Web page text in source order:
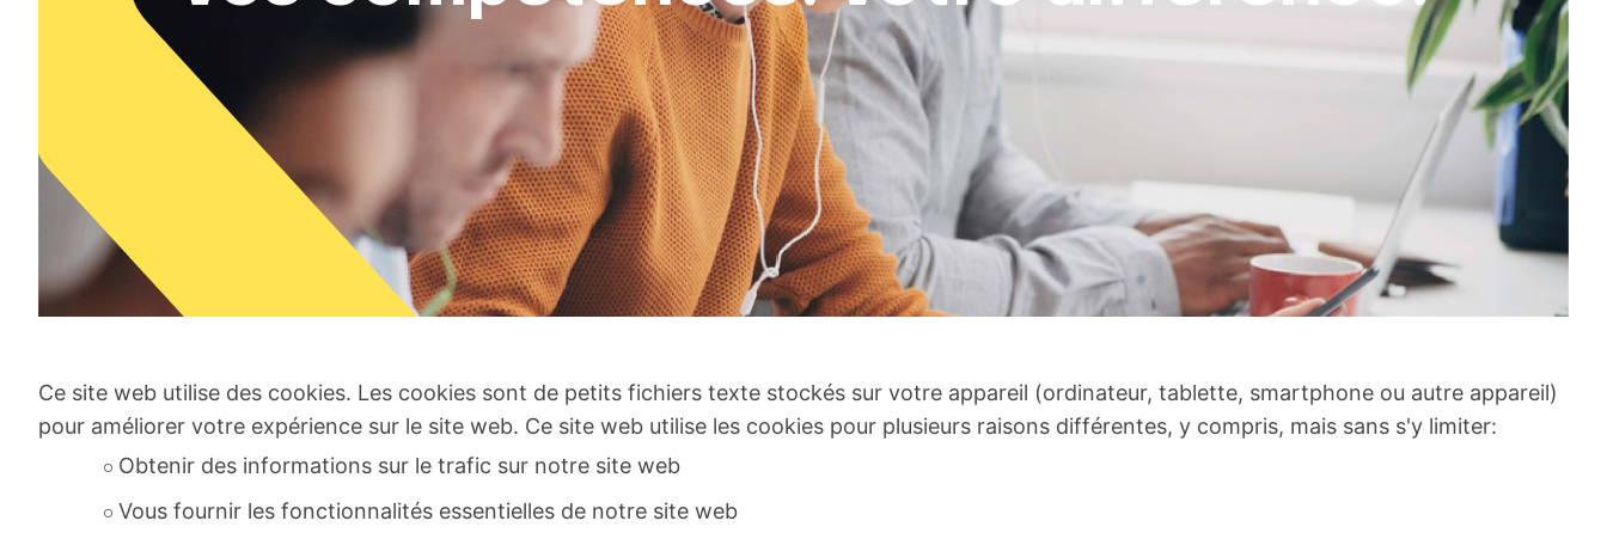
Ce site web utilise des cookies. Les cookies sont de petits fichiers texte stockés sur votre appareil (ordinateur, tablette, smartphone ou autre appareil)
pour améliorer votre expérience sur le site web. Ce site web utilise les cookies pour plusieurs raisons différentes, y compris, mais sans s'y limiter:
Obtenir des informations sur le trafic sur notre site web
Vous fournir les fonctionnalités essentielles de notre site web